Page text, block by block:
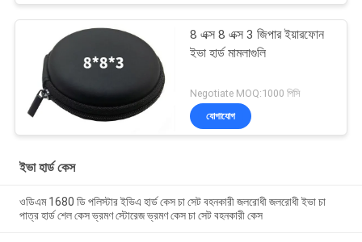
8 এক্স 8 এক্স 3 জিপার ইয়ারফোন
ইভা হার্ড মামলাগুলি
Negotiate MOQ:1000 পিসি
যোগাযোগ
ইভা হার্ড কেস
ওডিএম 1680 ডি পলিস্টার ইভিএ হার্ড কেস চা সেট বহনকারী জলরোধী জলরোধী ইভা চা
পাত্র হার্ড শেল কেস ভ্রমণ স্টোরেজ ভ্রমণ কেস চা সেট বহনকারী কেস